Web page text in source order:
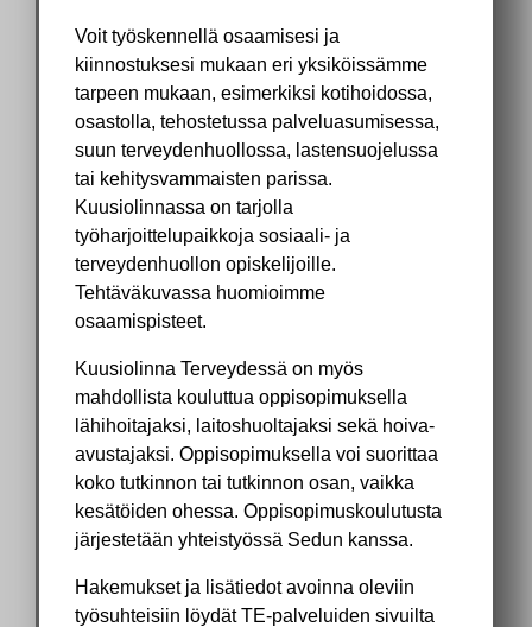
Voit työskennellä osaamisesi ja
kiinnostuksesi mukaan eri yksiköissämme
tarpeen mukaan, esimerkiksi kotihoidossa,
osastolla, tehostetussa palveluasumisessa,
suun terveydenhuollossa, lastensuojelussa
tai kehitysvammaisten parissa.
Kuusiolinnassa on tarjolla
työharjoittelupaikkoja sosiaali- ja
terveydenhuollon opiskelijoille.
Tehtäväkuvassa huomioimme
osaamispisteet.
Kuusiolinna Terveydessä on myös
mahdollista kouluttua oppisopimuksella
lähihoitajaksi, laitoshuoltajaksi sekä hoiva-
avustajaksi. Oppisopimuksella voi suorittaa
koko tutkinnon tai tutkinnon osan, vaikka
kesätöiden ohessa. Oppisopimuskoulutusta
järjestetään yhteistyössä Sedun kanssa.
Hakemukset ja lisätiedot avoinna oleviin
työsuhteisiin löydät TE-palveluiden sivuilta